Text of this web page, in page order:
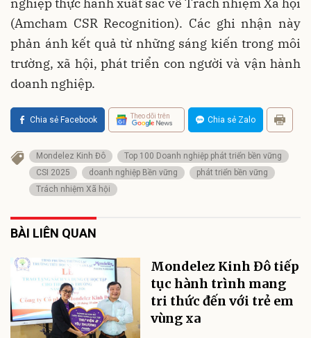
(Amcham CSR Recognition). Các ghi nhận này
phản ánh kết quả từ những sáng kiến trong môi
trường, xã hội, phát triển con người và vận hành
doanh nghiệp.
Chia sẻ Facebook Theo dõi trên Chia sẻ Zalo
Mondelez Kinh Đô
Top 100 Doanh nghiệp phát triển bền vững
CSI 2025
doanh nghiệp Bền vững
phát triển bền vững
Trách nhiệm Xã hội
BÀI LIÊN QUAN
Mondelez Kinh Đô tiếp
tục hành trình mang
tri thức đến với trẻ em
vùng xa